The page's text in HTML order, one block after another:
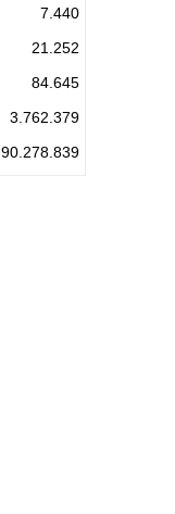
7.440
21.252
84.645
3.762.379
90.278.839